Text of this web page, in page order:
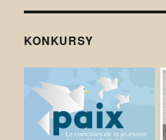
KONKURSY